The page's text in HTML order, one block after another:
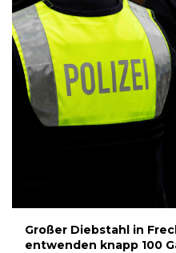
Großer Diebstahl in
entwenden knapp 100